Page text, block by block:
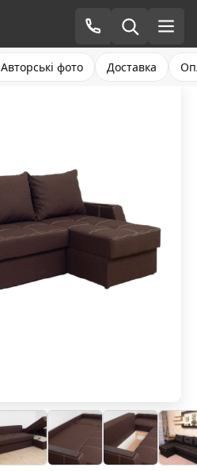
Авторські фото Доставка